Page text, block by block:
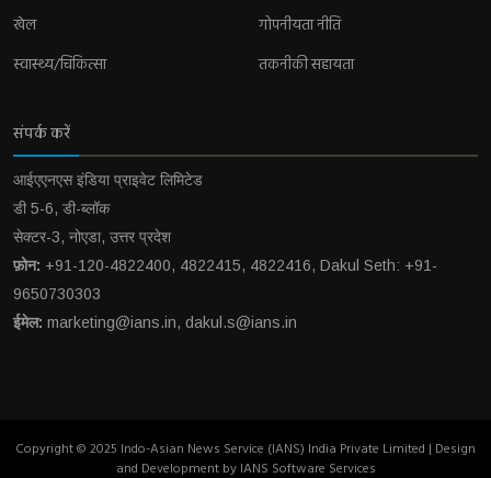
खेल
स्वास्थ्य/चिकित्सा
गोपनीयता नीति
तकनीकी सहायता
संपर्क करें
आईएएनएस इंडिया प्राइवेट लिमिटेड
डी 5-6, डी-ब्लॉक
सेक्टर-3, नोएडा, उत्तर प्रदेश
फ़ोन: +91-120-4822400, 4822415, 4822416, Dakul Seth: +91-
9650730303
ईमेल: marketing@ians.in, dakul.s@ians.in
Copyright © 2025 Indo-Asian News Service (IANS) India Private Limited | Design
and Development by IANS Software Services